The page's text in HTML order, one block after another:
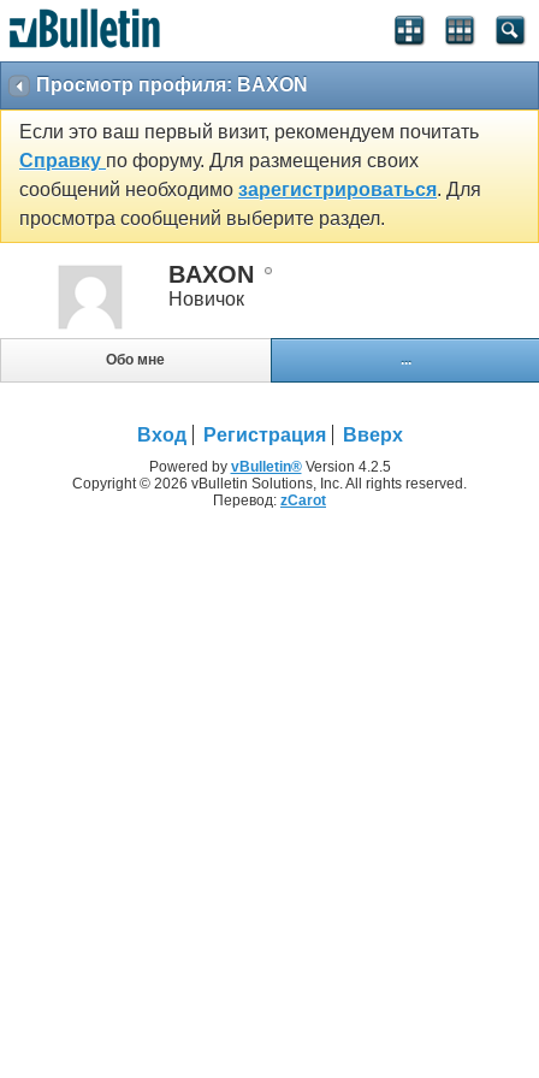
Просмотр профиля: BAXON
Если это ваш первый визит, рекомендуем почитать
Справку по форуму. Для размещения своих
сообщений необходимо зарегистрироваться. Для
просмотра сообщений выберите раздел.
BAXON
Новичок
Обо мне ...
Вход Регистрация Вверх
Powered by vBulletin®Version 4.2.5
Copyright © 2026 vBulletin Solutions, Inc. All rights reserved.
Перевод: zCarot